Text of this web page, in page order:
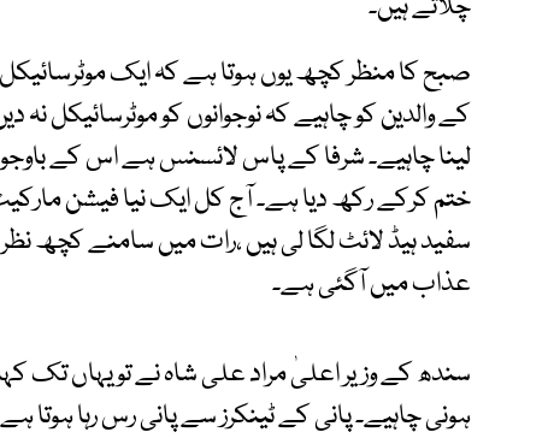
صبح کا منظر کچھ یوں ہوتا ہے کہ ایک
کے والدین کو چاہیے کہ نوجوانوں کو موٹرسائیکل
لینا چاہیے۔ شرفا کے پاس لائسنس ہے اس کے
ختم کرکے رکھ دیا ہے۔ آج کل ایک نیا فیشن
سفید ہیڈ لائٹ لگا لی ہیں ،رات میں سامنے کچھ
عذاب میں آگئی ہے۔
ہونی چاہیے۔ پانی کے ٹینکرز سے پانی رس رہا